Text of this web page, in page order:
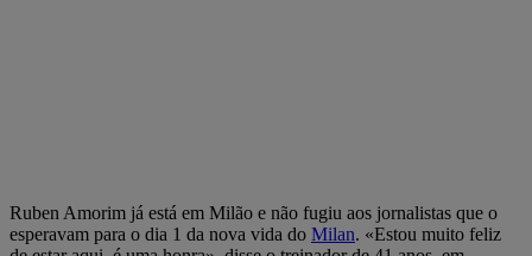
Ruben Amorim já está em Milão e não fugiu aos jornalistas que o
esperavam para o dia 1 da nova vida do Milan. «Estou muito feliz